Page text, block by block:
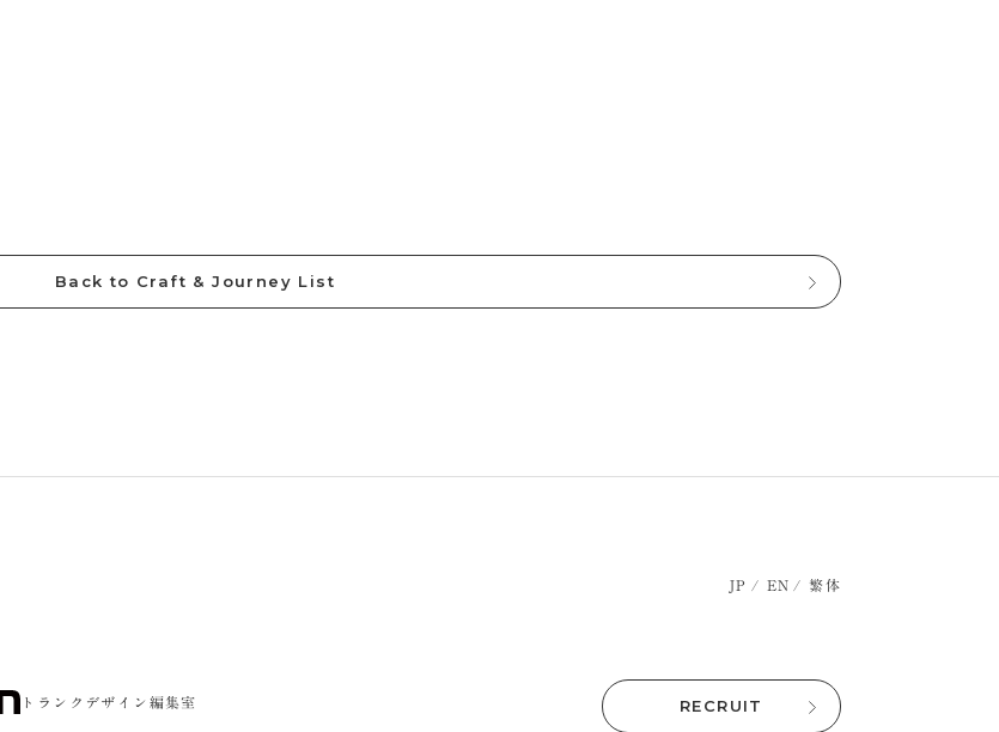
Back to Craft & Journey List
JP EN 繁体
トランクデザイン編集室 RECRUIT